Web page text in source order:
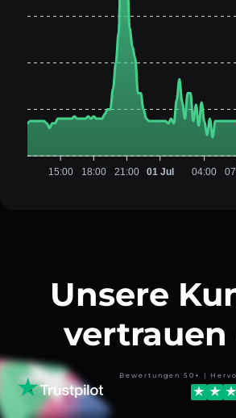
15:00 18:00 21:00 01 Jul 04:00
Unsere
vertrauen
Bewertungen 50+ |